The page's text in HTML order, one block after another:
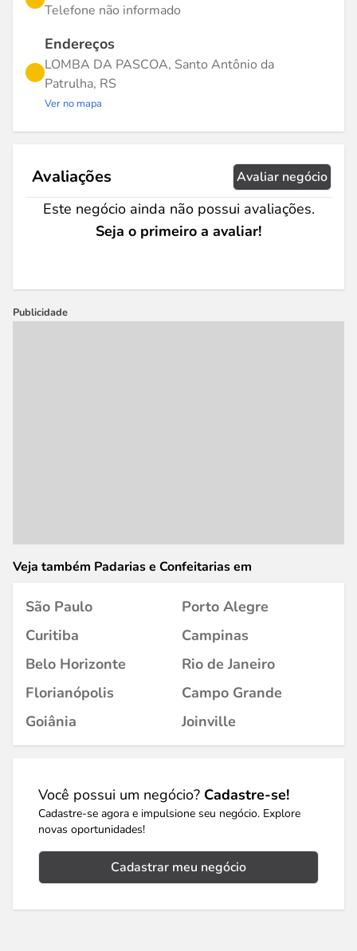
Telefone não informado
Endereços
LOMBA DA PASCOA, Santo Antônio da
Patrulha, RS
Ver no mapa
Avaliações Avaliar negócio
Este negócio ainda não possui avaliações.
Seja o primeiro a avaliar!
Publicidade
Veja também Padarias e Confeitarias em
São Paulo
Porto Alegre
Curitiba
Campinas
Belo Horizonte
Rio de Janeiro
Florianópolis
Campo Grande
Goiânia
Joinville
Você possui um negócio? Cadastre-se!
Cadastre-se agora e impulsione seu negócio. Explore
novas oportunidades!
Cadastrar meu negócio